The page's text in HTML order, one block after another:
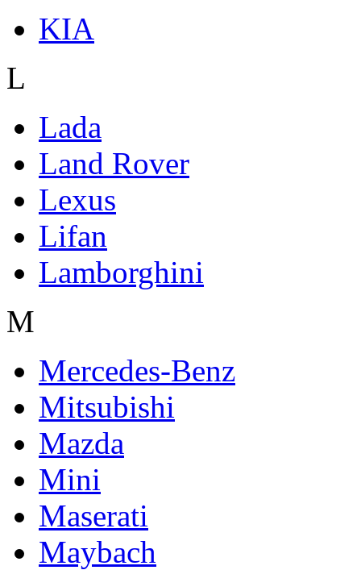
KIA
L
Lada
Land Rover
Lexus
Lifan
Lamborghini
M
Mercedes-Benz
Mitsubishi
Mazda
Mini
Maserati
Maybach